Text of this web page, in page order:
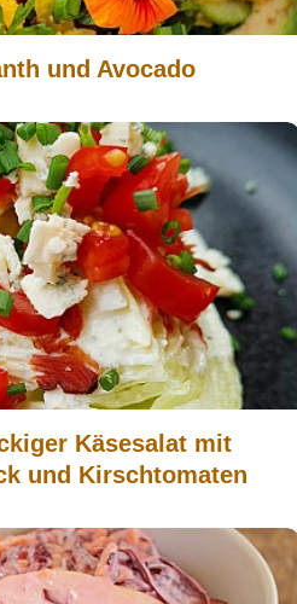
und Avocado
Käsesalat mit
und Kirschtomaten